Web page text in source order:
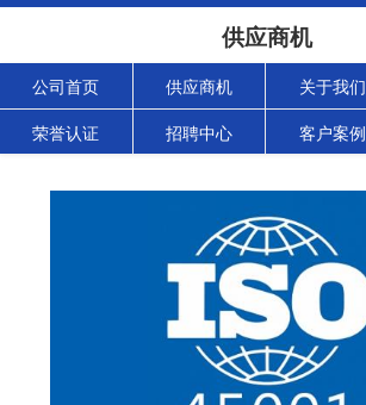
供应商机
公司首页 供应商机 关于我们
荣誉认证 招聘中心 客户案例